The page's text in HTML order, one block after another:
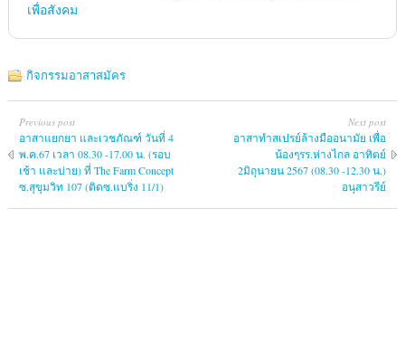
เพื่อสังคม
กิจกรรมอาสาสมัคร
Previous post
อาสาแยกยา และเวชภัณฑ์ วันที่ 4
พ.ค.67 เวลา 08.30 -17.00 น. (รอบ
เช้า และบ่าย) ที่ The Farm Concept
ซ.สุขุมวิท 107 (ติดซ.แบริ่ง 11/1)
Next post
อาสาทำสเปรย์ล้างมืออนามัย เพื่อ
น้องๆรร.ห่างไกล อาทิตย์
2มิถุนายน 2567 (08.30 -12.30 น.)
อนุสาวรีย์